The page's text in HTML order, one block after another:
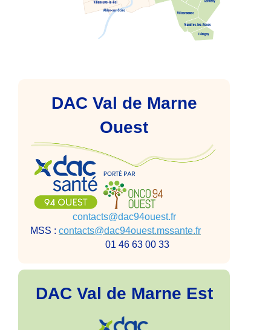
DAC Val de Marne
Ouest
contacts@dac94ouest.fr
MSS : contacts@dac94ouest.mssante.fr
01 46 63 00 33
DAC Val de Marne Est